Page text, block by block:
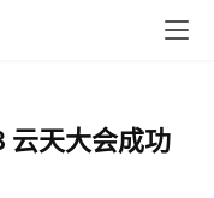
云天大会成功